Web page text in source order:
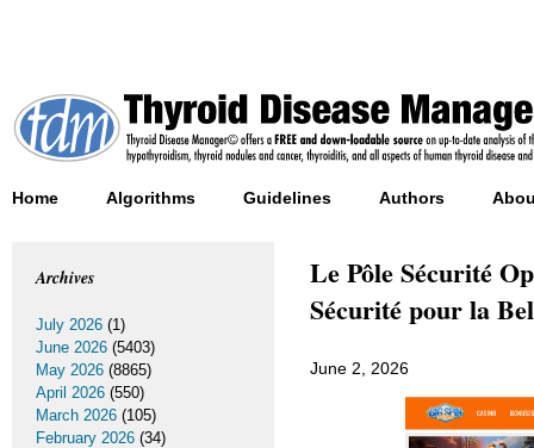
Home Algorithms Guidelines Authors
Le Pôle Sécurité
Sécurité pour la
June 2, 2026
Archives
July 2026 (1)
June 2026 (5403)
May 2026 (8865)
April 2026 (550)
March 2026 (105)
February 2026 (34)